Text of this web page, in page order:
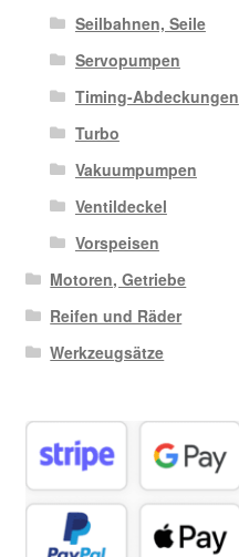
Seilbahnen, Seile
Servopumpen
Timing-Abdeckungen
Turbo
Vakuumpumpen
Ventildeckel
Vorspeisen
Motoren, Getriebe
Reifen und Räder
Werkzeugsätze